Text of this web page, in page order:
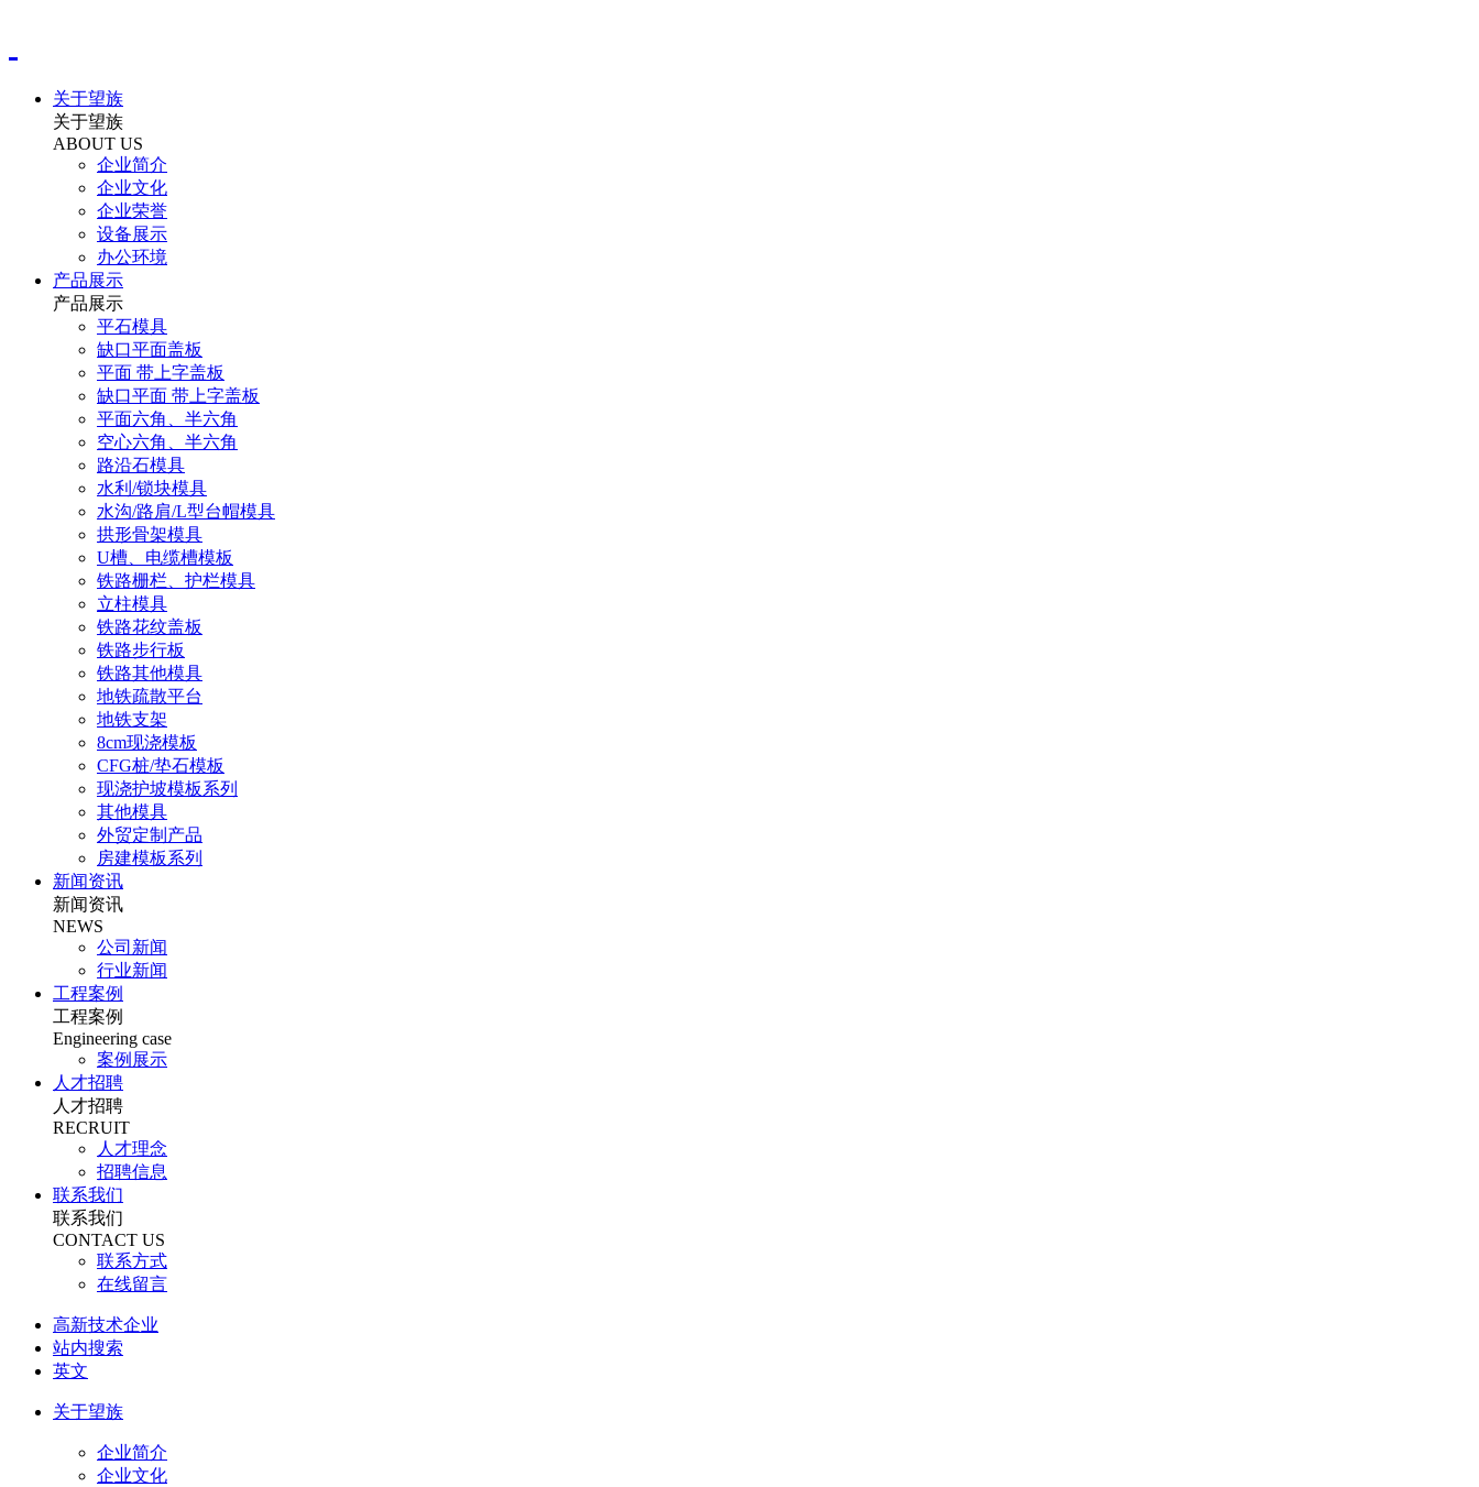
关于望族
关于望族
ABOUT US
企业简介
企业文化
企业荣誉
设备展示
办公环境
产品展示
产品展示
平石模具
缺口平面盖板
平面 带上字盖板
缺口平面 带上字盖板
平面六角、半六角
空心六角、半六角
路沿石模具
水利/锁块模具
水沟/路肩/L型台帽模具
拱形骨架模具
U槽、电缆槽模板
铁路栅栏、护栏模具
立柱模具
铁路花纹盖板
铁路步行板
铁路其他模具
地铁疏散平台
地铁支架
8cm现浇模板
CFG桩/垫石模板
现浇护坡模板系列
其他模具
外贸定制产品
房建模板系列
新闻资讯
新闻资讯
NEWS
公司新闻
行业新闻
工程案例
工程案例
Engineering case
案例展示
人才招聘
人才招聘
RECRUIT
人才理念
招聘信息
联系我们
联系我们
CONTACT US
联系方式
在线留言
高新技术企业
站内搜索
英文
关于望族
企业简介
企业文化